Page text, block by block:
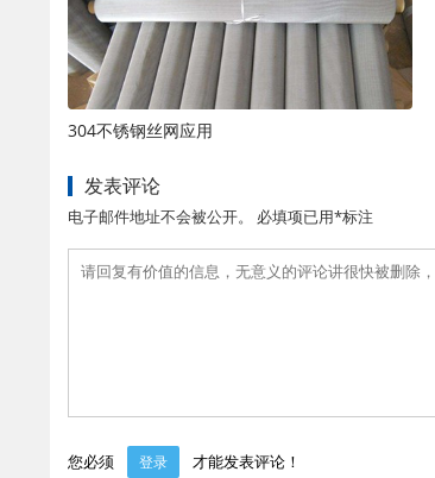
304不锈钢丝网应用
发表评论
电子邮件地址不会被公开。 必填项已用*标注
您必须 登录 才能发表评论！